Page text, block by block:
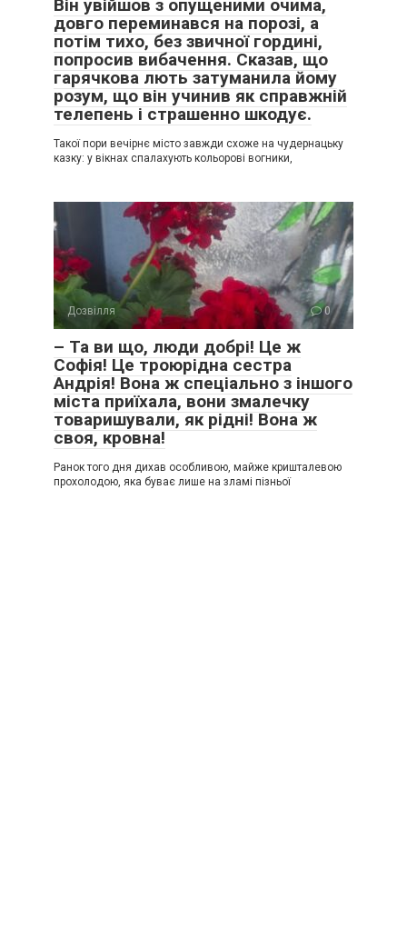
Він увійшов з опущеними очима,
довго переминався на порозі, а
потім тихо, без звичної гордині,
попросив вибачення. Сказав, що
гарячкова лють затуманила йому
розум, що він учинив як справжній
телепень і страшенно шкодує.
Такої пори вечірнє місто завжди схоже на чудернацьку
казку: у вікнах спалахують кольорові вогники,
Дозвілля 0
– Та ви що, люди добрі! Це ж
Софія! Це троюрідна сестра
Андрія! Вона ж спеціально з іншого
міста приїхала, вони змалечку
товаришували, як рідні! Вона ж
своя, кровна!
Ранок того дня дихав особливою, майже кришталевою
прохолодою, яка буває лише на зламі пізньої